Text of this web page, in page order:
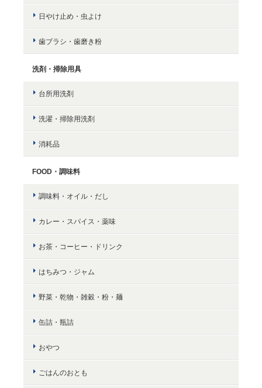
日やけ止め・虫よけ
歯ブラシ・歯磨き粉
洗剤・掃除用具
台所用洗剤
洗濯・掃除用洗剤
消耗品
FOOD・調味料
調味料・オイル・だし
カレー・スパイス・薬味
お茶・コーヒー・ドリンク
はちみつ・ジャム
野菜・乾物・雑穀・粉・麺
缶詰・瓶詰
おやつ
ごはんのおとも